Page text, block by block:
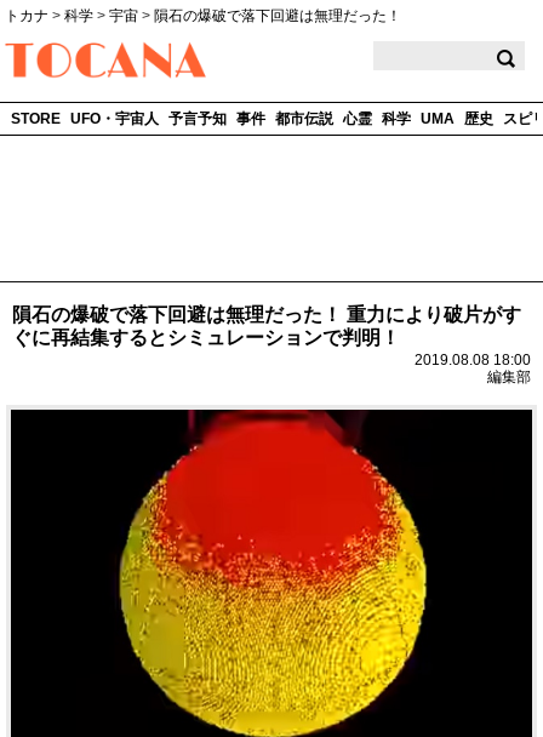
トカナ > 科学 > 宇宙 > 隕石の爆破で落下回避は無理だった！
STORE UFO・宇宙人 予言予知 事件 都市伝説 心霊 科学 UMA 歴史 スピ
隕石の爆破で落下回避は無理だった！ 重力により破片がす
ぐに再結集するとシミュレーションで判明！
2019.08.08 18:00
編集部